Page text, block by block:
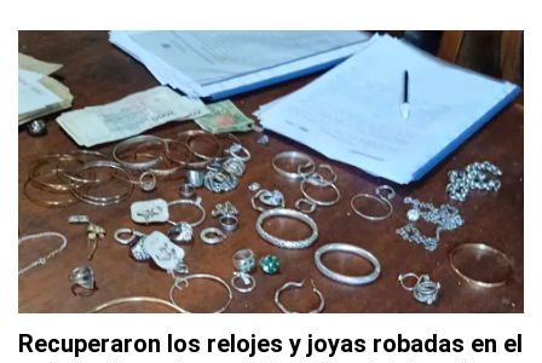
Recuperaron los relojes y joyas robadas en el